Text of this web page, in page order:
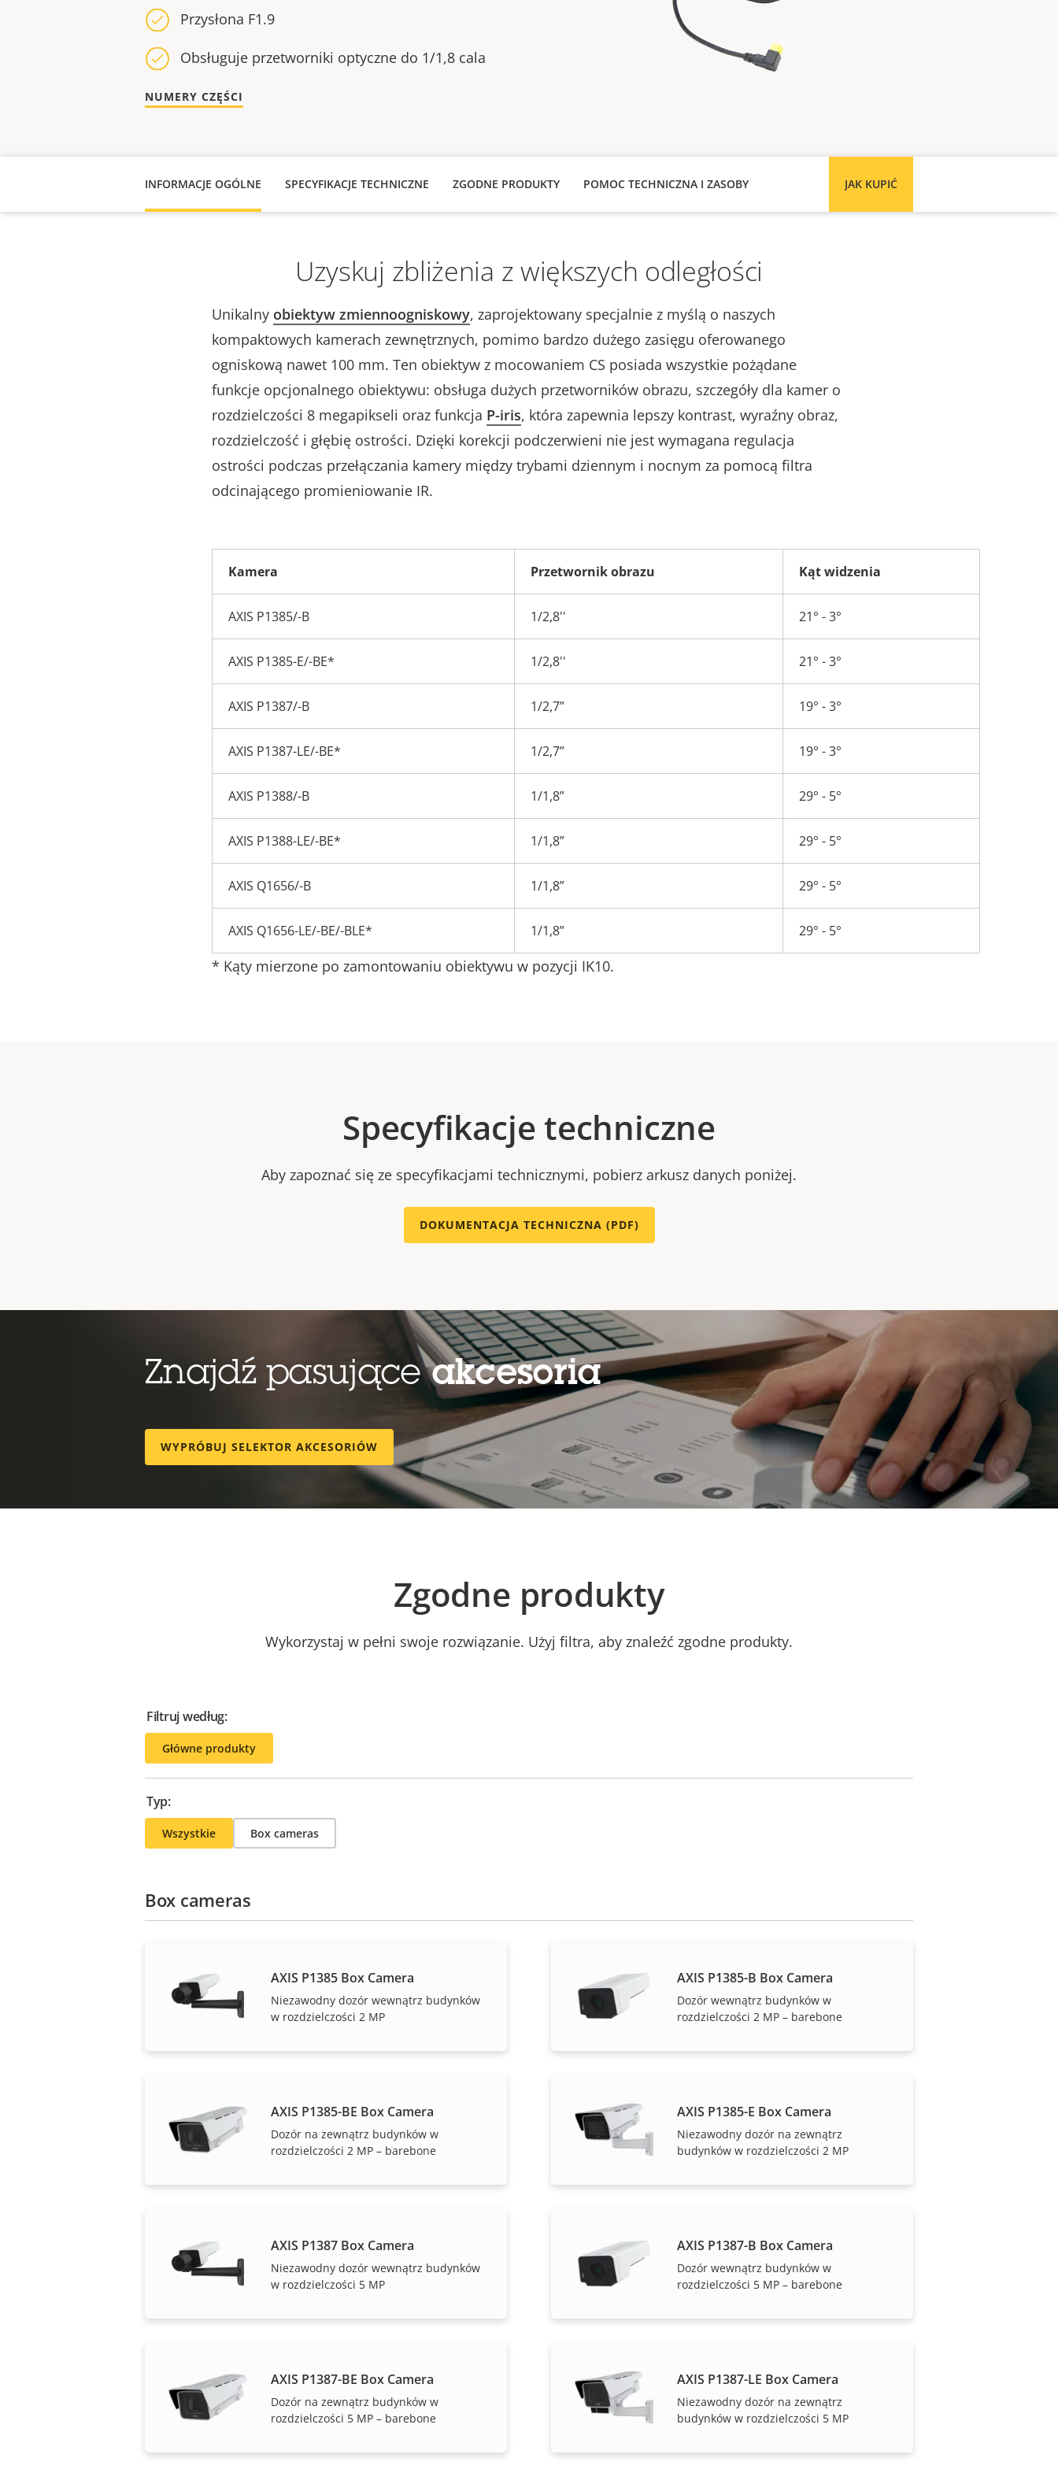
Przysłona F1.9
Obsługuje przetworniki optyczne do 1/1,8 cala
NUMERY CZĘŚCI
INFORMACJE OGÓLNE SPECYFIKACJE TECHNICZNE ZGODNE PRODUKTY JAK KUPIĆ
POMOC TECHNICZNA I ZASOBY
Uzyskuj zbliżenia z większych odległości
Unikalny obiektyw zmiennoogniskowy, zaprojektowany specjalnie z myślą o naszych
kompaktowych kamerach zewnętrznych, pomimo bardzo dużego zasięgu oferowanego
ogniskową nawet 100 mm. Ten obiektyw z mocowaniem CS posiada wszystkie pożądane
funkcje opcjonalnego obiektywu: obsługa dużych przetworników obrazu, szczegóły dla kamer o
rozdzielczości 8 megapikseli oraz funkcja P-iris, która zapewnia lepszy kontrast, wyraźny obraz,
rozdzielczość i głębię ostrości. Dzięki korekcji podczerwieni nie jest wymagana regulacja
ostrości podczas przełączania kamery między trybami dziennym i nocnym za pomocą filtra
odcinającego promieniowanie IR.
Kamera Przetwornik obrazu Kąt widzenia
AXIS P1385/-B 1/2,8'' 21° - 3°
AXIS P1385-E/-BE* 1/2,8'' 21° - 3°
AXIS P1387/-B 1/2,7” 19° - 3°
AXIS P1387-LE/-BE* 1/2,7” 19° - 3°
AXIS P1388/-B 1/1,8” 29° - 5°
AXIS P1388-LE/-BE* 1/1,8” 29° - 5°
AXIS Q1656/-B 1/1,8” 29° - 5°
AXIS Q1656-LE/-BE/-BLE* 1/1,8” 29° - 5°
* Kąty mierzone po zamontowaniu obiektywu w pozycji IK10.
Specyfikacje techniczne
Aby zapoznać się ze specyfikacjami technicznymi, pobierz arkusz danych poniżej.
DOKUMENTACJA TECHNICZNA (PDF)
Znajdź pasująceakcesoria
WYPRÓBUJ SELEKTOR AKCESORIÓW
Zgodne produkty
Wykorzystaj w pełni swoje rozwiązanie. Użyj filtra, aby znaleźć zgodne produkty.
Filtruj według:
Główne produkty
Typ:
Wszystkie Box cameras
Box cameras
AXIS P1385 Box Camera
Niezawodny dozór wewnątrz budynków
w rozdzielczości 2 MP
AXIS P1385-B Box Camera
Dozór wewnątrz budynków w
rozdzielczości 2 MP – barebone
AXIS P1385-BE Box Camera
Dozór na zewnątrz budynków w
rozdzielczości 2 MP – barebone
AXIS P1385-E Box Camera
Niezawodny dozór na zewnątrz
budynków w rozdzielczości 2 MP
AXIS P1387 Box Camera
Niezawodny dozór wewnątrz budynków
w rozdzielczości 5 MP
AXIS P1387-B Box Camera
Dozór wewnątrz budynków w
rozdzielczości 5 MP – barebone
AXIS P1387-BE Box Camera
Dozór na zewnątrz budynków w
rozdzielczości 5 MP – barebone
AXIS P1387-LE Box Camera
Niezawodny dozór na zewnątrz
budynków w rozdzielczości 5 MP